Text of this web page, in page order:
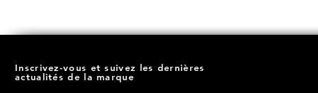
Inscrivez-vous et suivez les dernières
actualités de la marque